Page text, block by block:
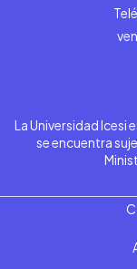
La Universidad Icesi
se encuentra